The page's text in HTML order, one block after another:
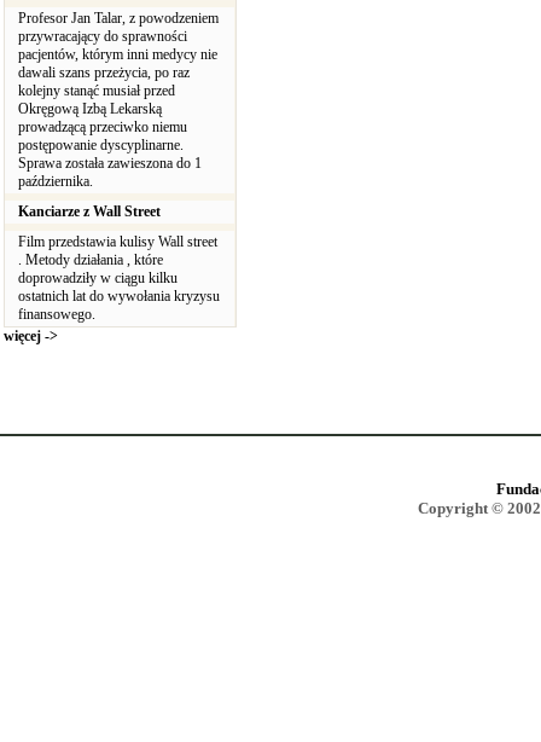
Profesor Jan Talar, z powodzeniem
przywracający do sprawności
pacjentów, którym inni medycy nie
dawali szans przeżycia, po raz
kolejny stanąć musiał przed
Okręgową Izbą Lekarską
prowadzącą przeciwko niemu
postępowanie dyscyplinarne.
Sprawa została zawieszona do 1
października.
Kanciarze z Wall Street
Film przedstawia kulisy Wall street
. Metody działania , które
doprowadziły w ciągu kilku
ostatnich lat do wywołania kryzysu
finansowego.
więcej ->
Copyright ©